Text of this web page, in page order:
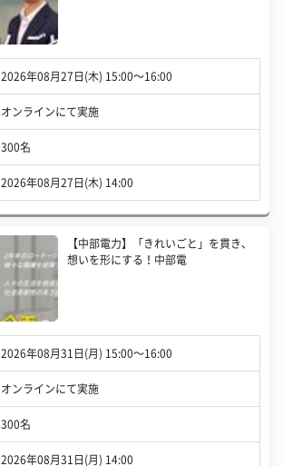
2026年08月27日(木) 15:00〜16:00
オンラインにて実施
300名
2026年08月27日(木) 14:00
【中部電力】「きれいごと」を貫き、
想いを形にする！中部電
2026年08月31日(月) 15:00〜16:00
オンラインにて実施
300名
2026年08月31日(月) 14:00